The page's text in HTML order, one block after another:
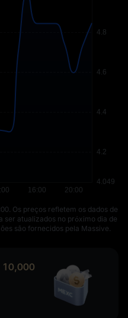
Os preços refletem os dados de
ser atualizados no próximo dia de
são fornecidos pela Massive.
10,000